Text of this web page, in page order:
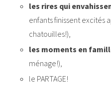
les rires qui
enfants finissent excités
chatouilles!),
les moments en
ménage!),
le PARTAGE!